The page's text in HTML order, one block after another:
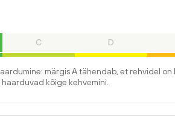
C D
märgis A tähendab, et rehvidel on
kõige kehvemini.